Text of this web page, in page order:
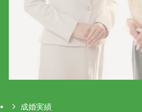
成婚実績